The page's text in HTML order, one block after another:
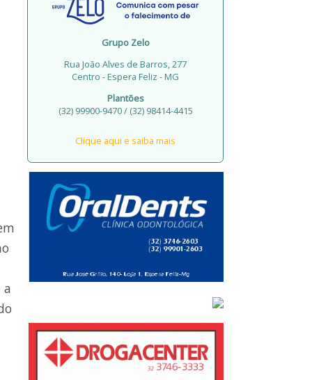
a
Grupo Zelo
Rua João Alves de Barros, 277
Centro - Espera Feliz - MG
Plantões
(32) 99900-9470 / (32) 98414-4415
Clique aqui e saiba mais